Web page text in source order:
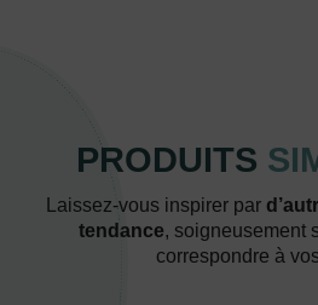
PRODUITS
Laissez-vous inspirer par
tendance, soigneusement
correspondre à